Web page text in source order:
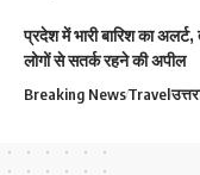
प्रदेश में भारी बारिश का
लोगों से सतर्क रहने की अपील
Breaking NewsTravel